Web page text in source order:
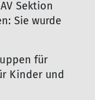
Sektion
Sie wurde
für
Kinder und